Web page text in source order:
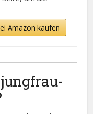
Amazon kaufen